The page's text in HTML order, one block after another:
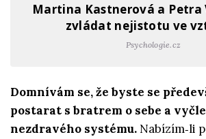
Martina Kastnerová a Petra
zvládat nejistotu ve
Psychologie.cz
Domnívám se, že byste se
postarat s bratrem o sebe a
nezdravého systému. Nabízím‑li